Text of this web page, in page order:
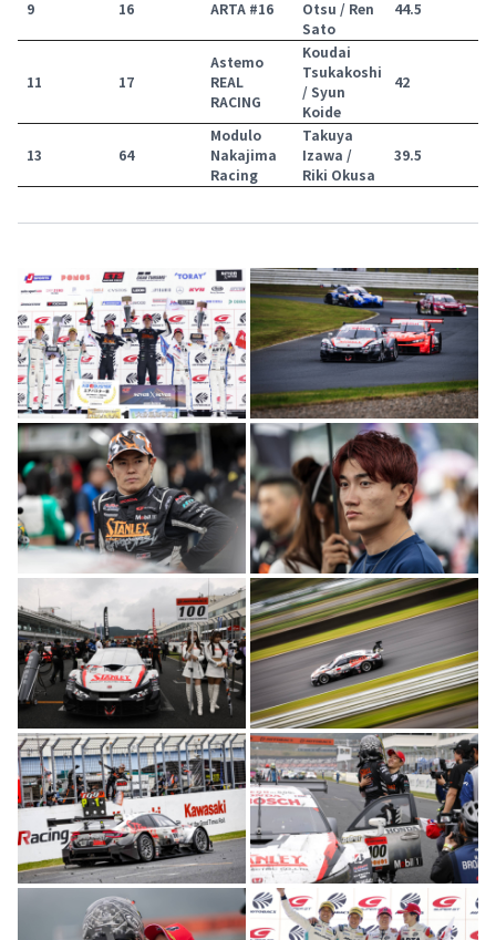
9 16 ARTA #16
Otsu / Ren
Sato
44.5
11 17
Astemo
REAL
RACING
Koudai
Tsukakoshi
/ Syun
Koide
42
13 64
Modulo
Nakajima
Racing
Takuya
Izawa /
Riki Okusa
39.5